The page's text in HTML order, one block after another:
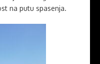
na putu spasenja.